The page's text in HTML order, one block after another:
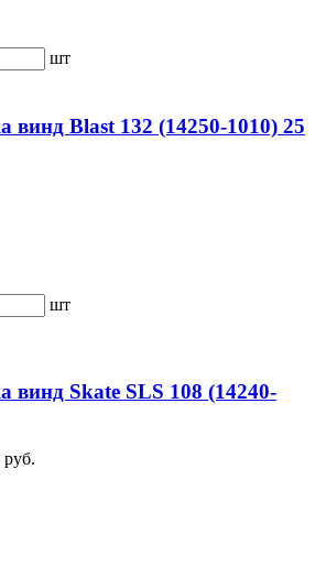
шт
винд Blast 132 (14250-1010) 25
шт
винд Skate SLS 108 (14240-
руб.